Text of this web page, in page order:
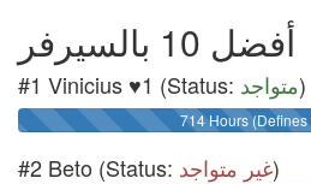
أفضل 10 بالسيرفر
#1 Vinicius ♥1 (Status: متواجد)
714 Hours (Defines
#2 Beto (Status: غير متواجد)